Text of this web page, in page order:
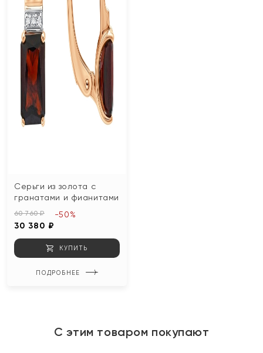
Серьги из золота с
гранатами и фианитами
60 760 ₽
30 380 ₽
-50%
КУПИТЬ
ПОДРОБНЕЕ
С этим товаром покупают